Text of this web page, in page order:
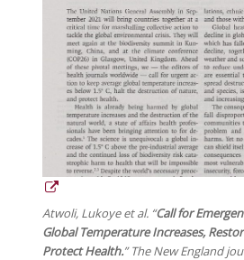
Atwoli, Lukoye et al. “Call for
Global Temperature Increases,
Protect Health.” The New England